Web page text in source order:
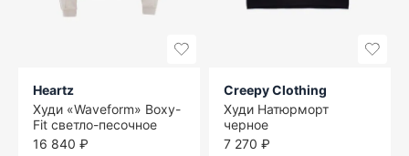
Heartz
Худи «Waveform» Boxy-
Fit светло-песочное
16 840 ₽
Creepy Clothing
Худи Натюрморт
черное
7 270 ₽